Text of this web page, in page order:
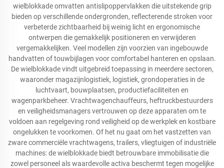
wielblokkade omvatten antislipoppervlakken die uitstekende grip
bieden op verschillende ondergronden, reflecterende stroken voor
verbeterde zichtbaarheid bij weinig licht en ergonomische
ontwerpen die gemakkelijk positioneren en verwijderen
vergemakkelijken. Veel modellen zijn voorzien van ingebouwde
handvatten of touwbijlagen voor comfortabel hanteren en opslaan.
De wielblokkade vindt uitgebreid toepassing in meerdere sectoren,
waaronder magazijnlogistiek, logistiek, grondoperaties in de
luchtvaart, bouwplaatsen, productiefaciliteiten en
wagenparkbeheer. Vrachtwagenchauffeurs, heftruckbestuurders
en veiligheidsmanagers vertrouwen op deze apparaten om te
voldoen aan regelgeving rond veiligheid op de werkplek en kostbare
ongelukken te voorkomen. Of het nu gaat om het vastzetten van
zware commerciële vrachtwagens, trailers, vliegtuigen of industriële
machines: de wielblokkade biedt betrouwbare immobilisatie die
zowel personeel als waardevolle activa beschermt tegen mogelijke